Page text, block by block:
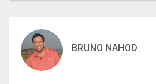
BRUNO NAHOD